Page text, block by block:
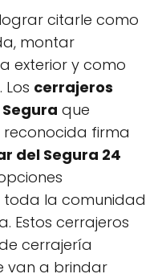
citarle como
montar
exterior y como
cerrajeros
que
firma
del Segura 24
la comunidad
Estos cerrajeros
cerrajería
van a brindar